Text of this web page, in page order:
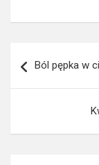
wpisu
Ból pępka w